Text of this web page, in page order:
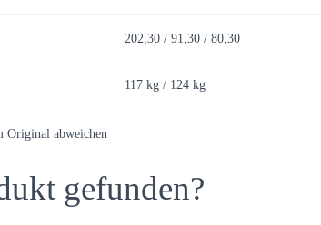
202,30 / 91,30 / 80,30
117 kg / 124 kg
Original abweichen
gefunden?